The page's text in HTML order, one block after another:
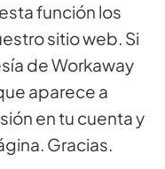
función los
sitio web. Si
de Workaway
aparece a
en tu cuenta y
Gracias.